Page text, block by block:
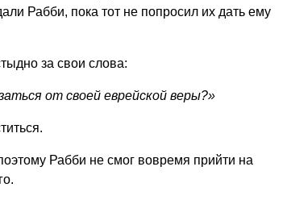
Рабби, пока тот не попросил их дать ему
за свои слова:
от своей еврейской веры?»
Рабби не смог вовремя прийти на